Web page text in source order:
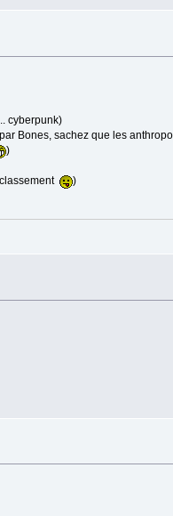
cyberpunk)
Bones, sachez que les
)
)